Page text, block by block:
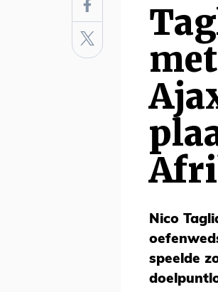
Nico
speelde